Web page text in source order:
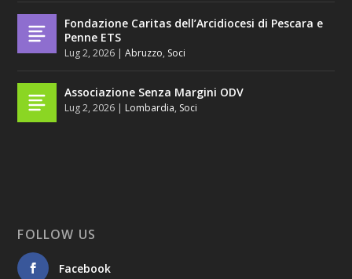
Fondazione Caritas dell’Arcidiocesi di Pescara e
Penne ETS
Lug 2, 2026 |Abruzzo, Soci
Associazione Senza Margini ODV
Lug 2, 2026 | Lombardia, Soci
FOLLOW US
Facebook